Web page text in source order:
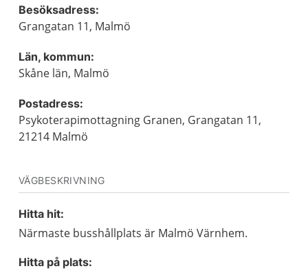
Besöksadress:
Grangatan 11, Malmö
Län, kommun:
Skåne län, Malmö
Postadress:
Psykoterapimottagning Granen, Grangatan 11,
21214 Malmö
VÄGBESKRIVNING
Hitta hit:
Närmaste busshållplats är Malmö Värnhem.
Hitta på plats: